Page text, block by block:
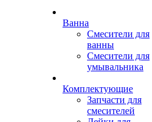
Ванна
Смесители для
ванны
Смесители для
умывальника
Комплектующие
Запчасти для
смесителей